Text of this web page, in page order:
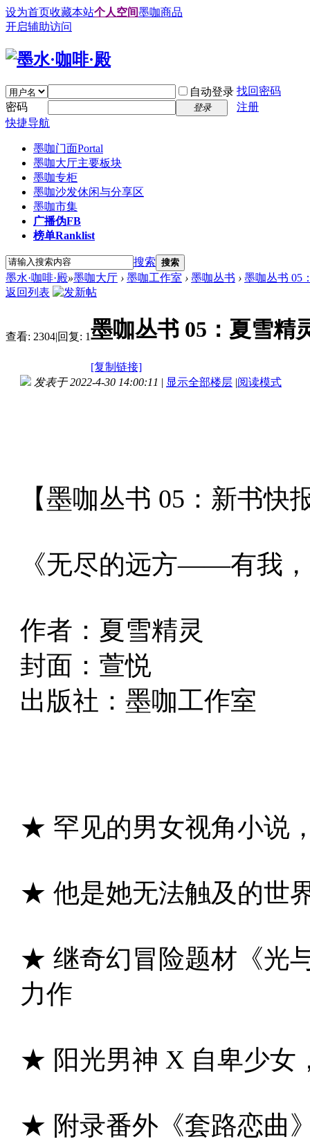
设为首页收藏本站个人空间墨咖商品
开启辅助访问
自动登录 找回密码
密码
登录
注册
快捷导航
墨咖门面Portal
墨咖大厅主要板块
墨咖专柜
墨咖沙发休闲与分享区
墨咖市集
广播伪FB
榜单Ranklist
搜索 搜索
墨水·咖啡·殿»墨咖大厅 › 墨咖工作室 › 墨咖丛书 › 墨咖丛书 05
返回列表
查看: 2304|回复: 1墨咖丛书 05：夏雪
[复制链接]
发表于 2022-4-30 14:00:11 | 显示全部楼层 |阅读模式
【墨咖丛书 05：新书快
《无尽的远方——有我
作者：夏雪精灵
封面：萱悦
出版社：墨咖工作室
★ 罕见的男女视角小说
★ 他是她无法触及的世
★ 继奇幻冒险题材《光
力作
★ 阳光男神 X 自卑少女
★ 附录番外《套路恋曲